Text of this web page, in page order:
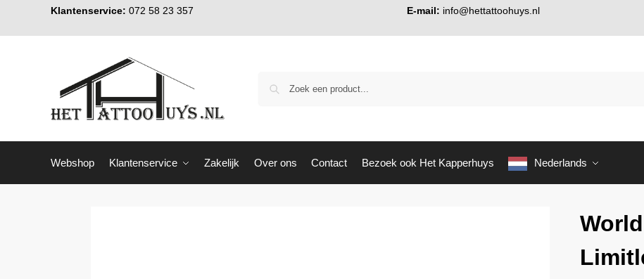
Klantenservice: 072 58 23 357 E-mail: info@hettattoohuys.nl
Webshop Klantenservice Zakelijk Over ons Contact Bezoek ook Het Kapperhuys Nederlands